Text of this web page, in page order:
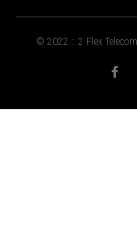
© 2022 :: 2 Flex